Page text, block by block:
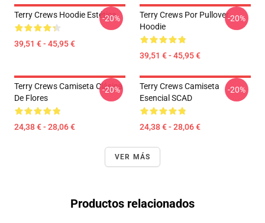
Terry Crews Hoodie Estética
39,51 € - 45,95 €
-20%
Terry Crews Por Pullover
Hoodie
39,51 € - 45,95 €
-20%
Terry Crews Camiseta Clásica
De Flores
24,38 € - 28,06 €
-20%
Terry Crews Camiseta
Esencial SCAD
24,38 € - 28,06 €
-20%
VER MÁS
Productos relacionados